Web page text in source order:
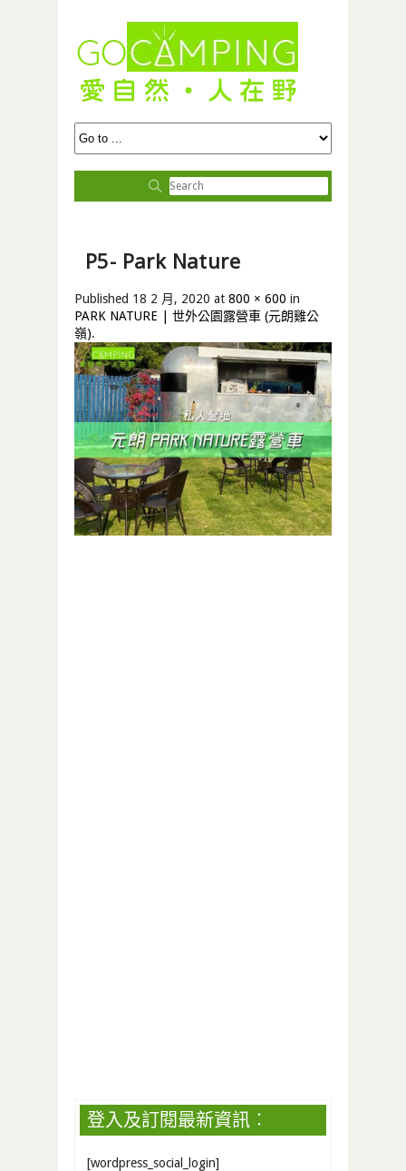
P5- Park Nature
Published 18 2 月, 2020 at 800 × 600 in
PARK NATURE | 世外公園露營車 (元朗雞公
嶺).
登入及訂閱最新資訊︰
[wordpress_social_login]